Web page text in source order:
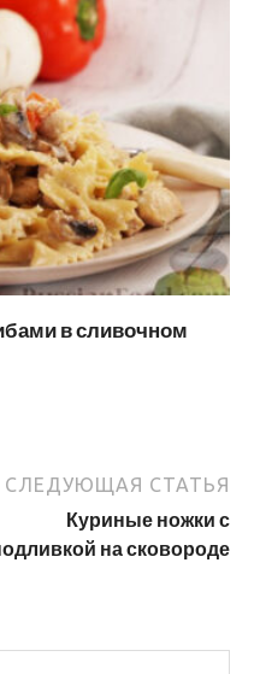
в сливочном
СЛЕДУЮЩАЯ СТАТЬЯ
Куриные ножки с
на сковороде